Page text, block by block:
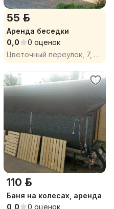
55 р.
Аренда беседки
0,0
0 оценок
Цветочный переулок, 7, агрогородок Сеница, Сеницкий сельсовет, Минский район, Минская область
110 р.
Баня на колесах, аренда
0,0
0 оценок